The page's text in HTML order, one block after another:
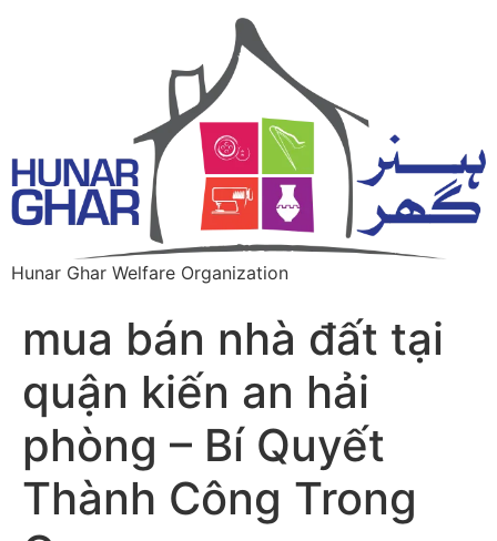
Hunar Ghar Welfare Organization
mua bán nhà đất tại
quận kiến an hải
phòng – Bí Quyết
Thành Công Trong